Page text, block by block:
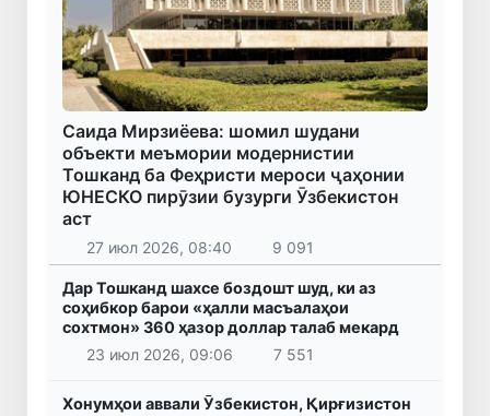
Саида Мирзиёева: шомил шудани
объекти меъмории модернистии
Тошканд ба Феҳристи мероси ҷаҳонии
ЮНЕСКО пирӯзии бузурги Ӯзбекистон
аст
27 июл 2026, 08:40 9 091
Дар Тошканд шахсе боздошт шуд, ки аз
соҳибкор барои «ҳалли масъалаҳои
сохтмон» 360 ҳазор доллар талаб мекард
23 июл 2026, 09:06
7 551
Хонумҳои аввали Ӯзбекистон, Қирғизистон